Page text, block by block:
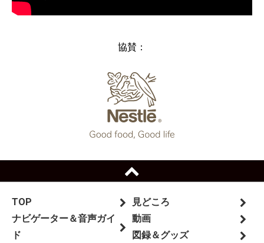
協賛：
TOP
見どころ
ナビゲーター＆音声ガイ
ド
動画
図録＆グッズ